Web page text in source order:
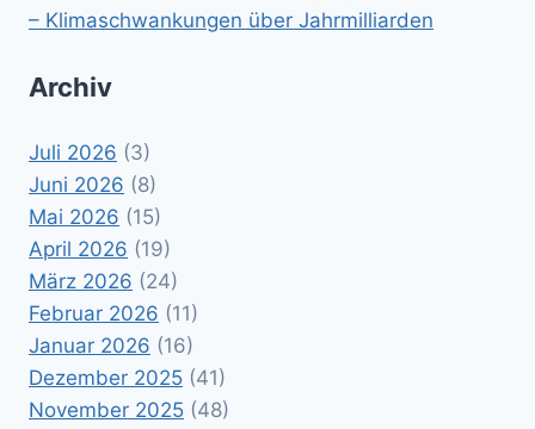
– Klimaschwankungen über Jahrmilliarden
Archiv
Juli 2026 (3)
Juni 2026 (8)
Mai 2026 (15)
April 2026 (19)
März 2026 (24)
Februar 2026 (11)
Januar 2026 (16)
Dezember 2025 (41)
November 2025 (48)